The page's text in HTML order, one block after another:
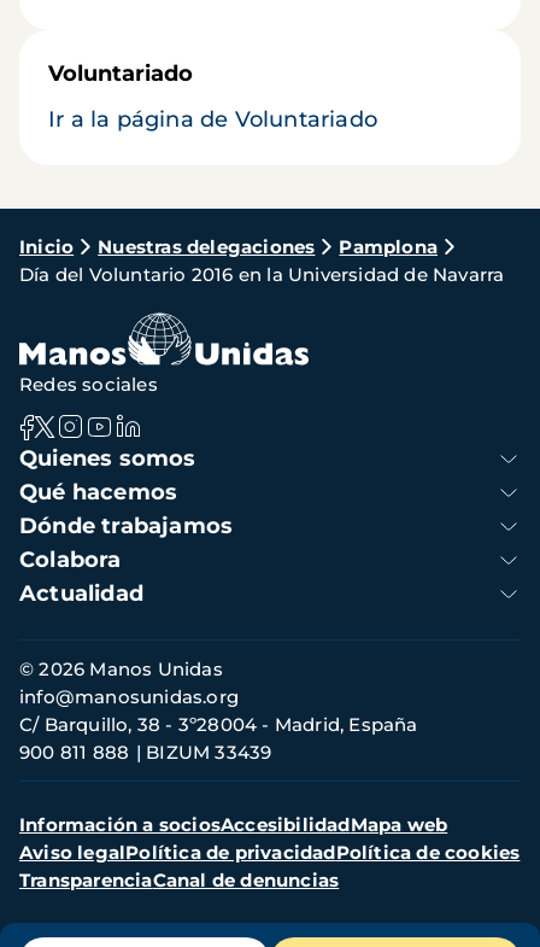
Voluntariado
Ir a la página de Voluntariado
Ruta
de
navegación
Inicio Nuestras delegaciones
Pamplona
Día del Voluntario 2016 en la Universidad de Navarra
Navegación
principal
Quienes somos
Qué hacemos
Dónde trabajamos
Colabora
Actualidad
Redes sociales
Información
de
contacto
© 2026 Manos Unidas
C/ Barquillo, 38 - 3º28004 - Madrid, España
900 811 888
BIZUM 33439
info@manosunidas.org
Menú
secundario
Información a sociosAccesibilidadMapa web
Aviso legalPolítica de privacidadPolítica de cookies
TransparenciaCanal de denuncias